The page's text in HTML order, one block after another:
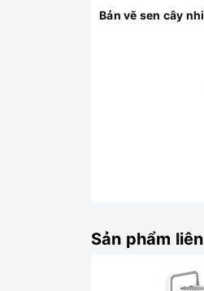
Bản vẽ sen cây
Sản phẩm